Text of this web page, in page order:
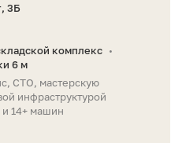
3Б
комплекс •
6 м
СТО, мастерскую
инфраструктурой
и 14+ машин